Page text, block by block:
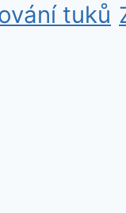
tuků